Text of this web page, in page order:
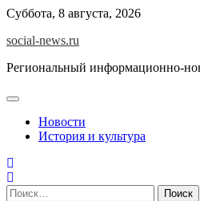
Skip
content
Суббота, 8 августа, 2026
social-news.ru
Региональный информационно-
Новости
История и культура
Найти: